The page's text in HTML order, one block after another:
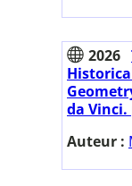
2026
da Vinci.
Auteur :